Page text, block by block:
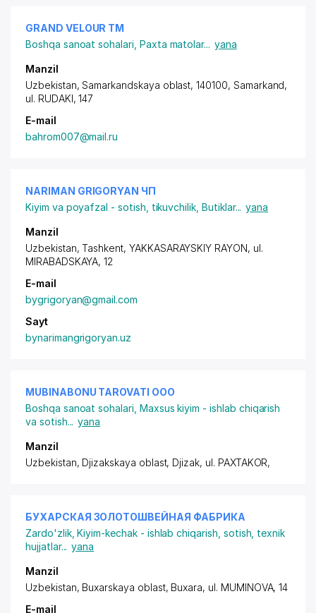
GRAND VELOUR ТМ
Boshqa sanoat sohalari Paxta matolar... yana
Manzil
Uzbekistan, Samarkandskaya oblast, 140100, Samarkand,
ul. RUDAKI, 147
E-mail
bahrom007@mail.ru
NARIMAN GRIGORYAN ЧП
Kiyim va poyafzal - sotish, tikuvchilik Butiklar... yana
Manzil
Uzbekistan, Tashkent, YAKKASARAYSKIY RAYON, ul.
MIRABADSKAYA, 12
E-mail
bygrigoryan@gmail.com
Sayt
bynarimangrigoryan.uz
MUBINABONU TAROVATI ООО
Boshqa sanoat sohalari Maxsus kiyim - ishlab chiqarish
va sotish... yana
Manzil
Uzbekistan, Djizakskaya oblast, Djizak, ul. PAXTAKOR,
БУХАРСКАЯ ЗОЛОТОШВЕЙНАЯ ФАБРИКА
Zardo'zlik,Kiyim-kechak - ishlab chiqarish, sotish, texnik
hujjatlar... yana
Manzil
Uzbekistan, Buxarskaya oblast, Buxara, ul. MUMINOVA, 14
E-mail